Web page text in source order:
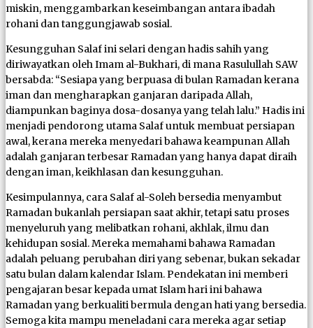
miskin, menggambarkan keseimbangan antara ibadah
rohani dan tanggungjawab sosial.
Kesungguhan Salaf ini selari dengan hadis sahih yang
diriwayatkan oleh Imam al-Bukhari, di mana Rasulullah SAW
bersabda: “Sesiapa yang berpuasa di bulan Ramadan kerana
iman dan mengharapkan ganjaran daripada Allah,
diampunkan baginya dosa-dosanya yang telah lalu.” Hadis ini
menjadi pendorong utama Salaf untuk membuat persiapan
awal, kerana mereka menyedari bahawa keampunan Allah
adalah ganjaran terbesar Ramadan yang hanya dapat diraih
dengan iman, keikhlasan dan kesungguhan.
Kesimpulannya, cara Salaf al-Soleh bersedia menyambut
Ramadan bukanlah persiapan saat akhir, tetapi satu proses
menyeluruh yang melibatkan rohani, akhlak, ilmu dan
kehidupan sosial. Mereka memahami bahawa Ramadan
adalah peluang perubahan diri yang sebenar, bukan sekadar
satu bulan dalam kalendar Islam. Pendekatan ini memberi
pengajaran besar kepada umat Islam hari ini bahawa
Ramadan yang berkualiti bermula dengan hati yang bersedia.
Semoga kita mampu meneladani cara mereka agar setiap